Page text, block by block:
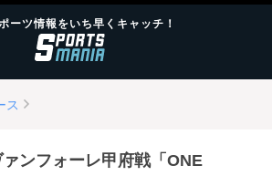
ーツ情報をいち早くキャッチ！
ス
ンフォーレ甲府戦「ONE